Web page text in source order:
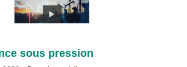
sous pression